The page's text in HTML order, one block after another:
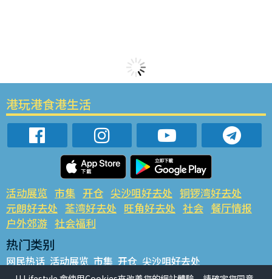
港玩港食港生活
活动展览 市集 开仓 尖沙咀好去处 铜锣湾好去处
元朗好去处 荃湾好去处 旺角好去处 社会 餐厅情报
户外郊游 社会福利
热门类别
网民热话 活动展览 市集 开仓 尖沙咀好去处
铜锣湾好去处 元朗好去处 荃湾好去处 旺角好去处 社会